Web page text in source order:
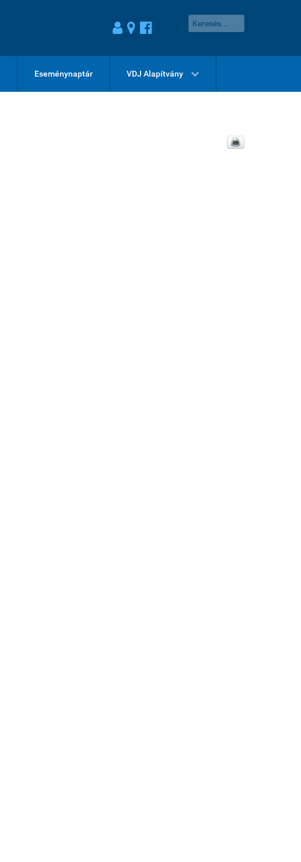
Eseménynaptár VDJ Alapítvány